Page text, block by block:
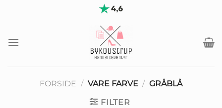
FORSIDE / VARE FARVE / GRÅBLÅ
FILTER